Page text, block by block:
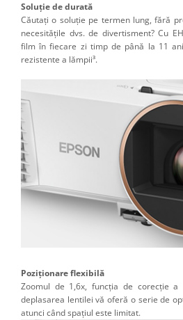
Soluție de durată
Căutați o soluție pe termen lung, fără
necesitățile dvs. de divertisment? Cu
film în fiecare zi timp de până la 11
rezistente a lămpii³.
Poziționare flexibilă
Zoomul de 1,6x, funcţia de corecţie a
deplasarea lentilei vă oferă o serie de
atunci când spaţiul este limitat.